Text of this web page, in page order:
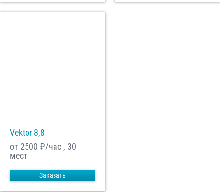
Vektor 8,8
от 2500 ₽/час , 30
мест
Заказать